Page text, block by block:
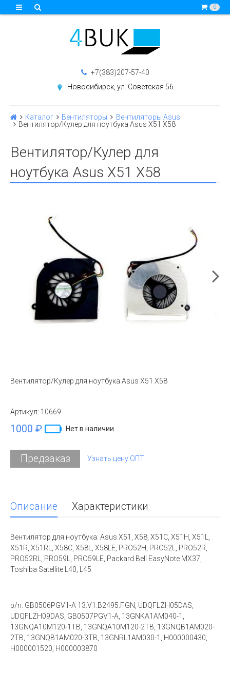
0
+7(383)207-57-40
Новосибирск, ул. Советская 56
Каталог Вентиляторы
Вентиляторы Asus
Вентилятор/Кулер для ноутбука Asus X51 X58
Вентилятор/Кулер для
ноутбука Asus X51 X58
Вентилятор/Кулер для ноутбука Asus X51 X58
Артикул: 10669
1000 ₽ Нет в наличии
Предзаказ Узнать цену ОПТ
Описание Характеристики
Вентилятор для ноутбука: Asus X51, X58, X51C, X51H, X51L,
X51R, X51RL, X58C, X58L, X58LE, PRO52H, PRO52L, PRO52R,
PRO52RL, PRO59L, PRO59LE, Packard Bell EasyNote MX37,
Toshiba Satellite L40, L45
p/n: GB0506PGV1-A 13.V1.B2495.F.GN, UDQFLZH05DAS,
UDQFLZH09DAS, GB0507PGV1-A, 13GNKA1AM040-1,
13GNQA10M120-1TB, 13GNQA10M120-2TB, 13GNQB1AM020-
2TB, 13GNQB1AM020-3TB, 13GNRL1AM030-1, H000000430,
H000001520, H000003870